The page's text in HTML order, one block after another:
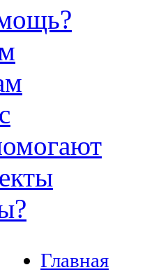
Главная